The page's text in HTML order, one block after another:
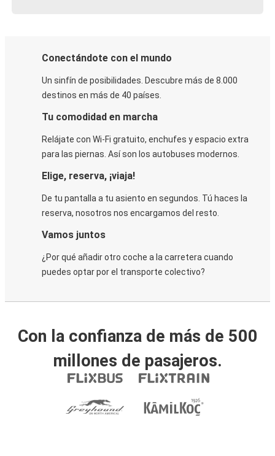
Conectándote con el mundo
Un sinfín de posibilidades. Descubre más de 8.000
destinos en más de 40 países.
Tu comodidad en marcha
Relájate con Wi-Fi gratuito, enchufes y espacio extra
para las piernas. Así son los autobuses modernos.
Elige, reserva, ¡viaja!
De tu pantalla a tu asiento en segundos. Tú haces la
reserva, nosotros nos encargamos del resto.
Vamos juntos
¿Por qué añadir otro coche a la carretera cuando
puedes optar por el transporte colectivo?
Con la confianza de más de 500
millones de pasajeros.